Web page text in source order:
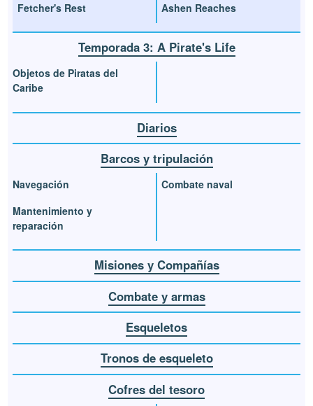
Fetcher's Rest
Ashen Reaches
Temporada 3: A Pirate's Life
Objetos de Piratas del
Caribe
Diarios
Barcos y tripulación
Navegación
Mantenimiento y
reparación
Combate naval
Misiones y Compañías
Combate y armas
Esqueletos
Tronos de esqueleto
Cofres del tesoro